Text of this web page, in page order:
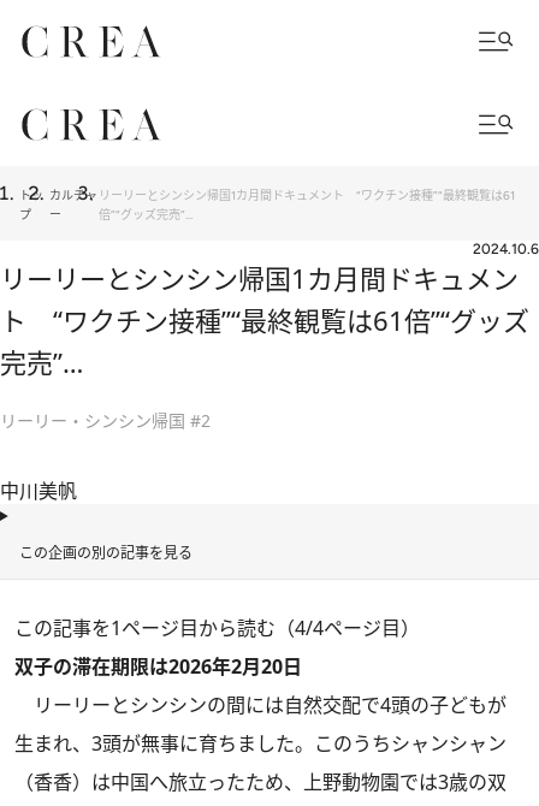
トッ
プ
カルチャ
ー
リーリーとシンシン帰国1カ月間ドキュメント “ワクチン接種”“最終観覧は61
倍”“グッズ完売”…
2024.10.6
リーリーとシンシン帰国1カ月間ドキュメン
ト “ワクチン接種”“最終観覧は61倍”“グッズ
完売”…
リーリー・シンシン帰国 #2
中川美帆
この企画の別の記事を見る
この記事を1ページ目から読む（4/4ページ目）
双子の滞在期限は2026年2月20日
リーリーとシンシンの間には自然交配で4頭の子どもが
生まれ、3頭が無事に育ちました。このうちシャンシャン
（香香）は中国へ旅立ったため、上野動物園では3歳の双